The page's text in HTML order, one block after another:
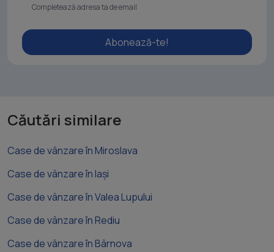
Abonează-te!
Căutări similare
Case de vânzare în Miroslava
Case de vânzare în Iași
Case de vânzare în Valea Lupului
Case de vânzare în Rediu
Case de vânzare în Bârnova